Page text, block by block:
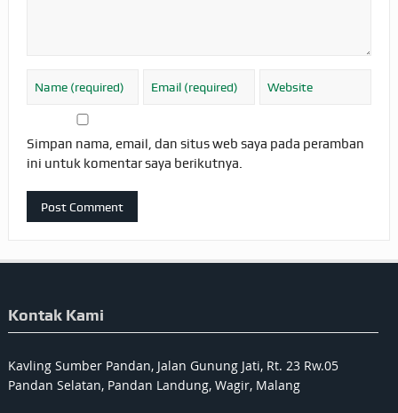
Simpan nama, email, dan situs web saya pada peramban
ini untuk komentar saya berikutnya.
Kontak Kami
Kavling Sumber Pandan, Jalan Gunung Jati, Rt. 23 Rw.05
Pandan Selatan, Pandan Landung, Wagir, Malang